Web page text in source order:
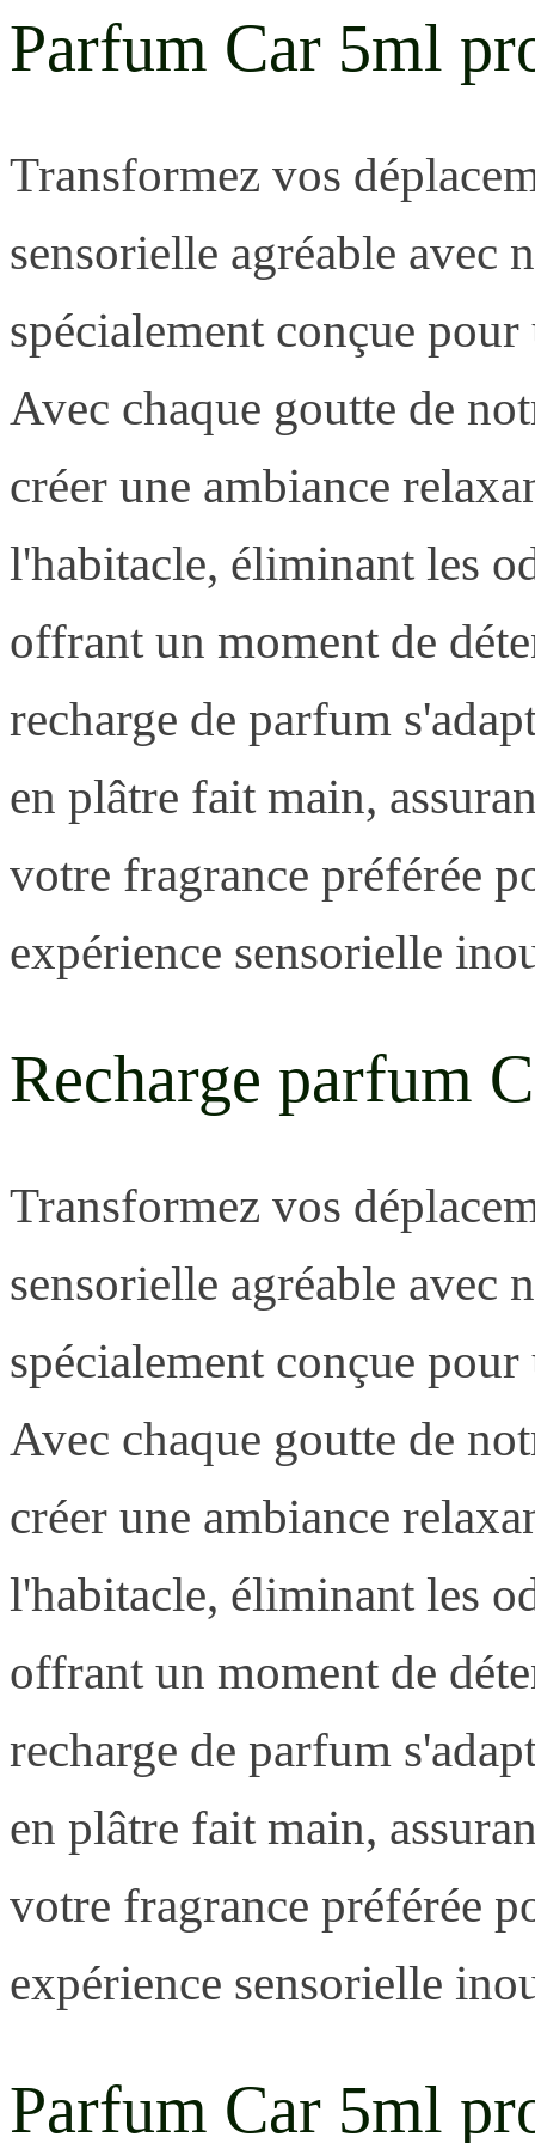
Parfum Car 5ml
Transformez vos
sensorielle agréable avec
spécialement conçue
Avec chaque goutte de
créer une ambiance
l'habitacle, éliminant les
offrant un moment de
recharge de parfum
en plâtre fait main,
votre fragrance préférée
expérience sensorielle
Recharge parfum
Transformez vos
sensorielle agréable avec
spécialement conçue
Avec chaque goutte de
créer une ambiance
l'habitacle, éliminant les
offrant un moment de
recharge de parfum
en plâtre fait main,
votre fragrance préférée
expérience sensorielle
Parfum Car 5ml